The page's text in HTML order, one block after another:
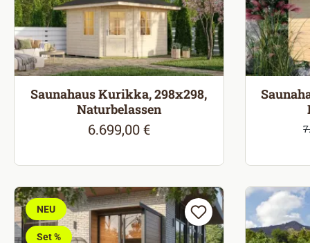
Saunahaus Kurikka, 298x298,
Naturbelassen
Regulärer Preis:
6.699,00 €
NEU
Set %